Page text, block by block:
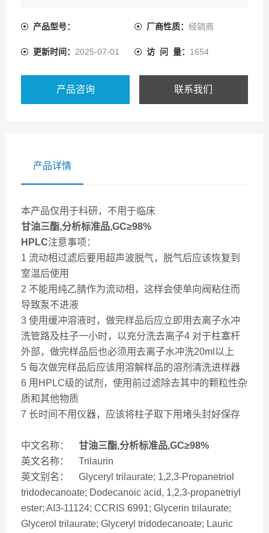
产品型号： 厂商性质： 经销商
更新时间： 2025-07-01 访 问 量： 1654
产品咨询 联系我们
产品详情
本产品仅用于科研，不用于临床
甘油三酯,分析标准品,GC≥98%
HPLC注意事项：
1 流动相过滤后要用超声波脱气，脱气后应该恢复到
室温后使用
2 不能用纯乙腈作为流动相，这样会使单向阀粘住而
导致泵不进液
3 使用缓冲溶液时，做完样品后应立即用去离子水冲
洗管路及柱子一小时，以充分洗去离子4 对于柱塞杆
外部，做完样品后也必须用去离子水冲洗20ml以上
5 每次做完样品后应该用溶解样品的溶剂清洗进样器
6 用HPLC级的试剂，使用前过滤除去其中的颗粒性杂
质和其他物质
7 长时间不用仪器，应该将柱子取下用堵头封好保存
中文名称： 甘油三酯,分析标准品,GC≥98%
英文名称： Trilaurin
英文别名： Glyceryl trilaurate; 1,2,3-Propanetriol
tridodecanoate; Dodecanoic acid, 1,2,3-propanetriyl
ester; AI3-11124; CCRIS 6991; Glycerin trilaurate;
Glycerol trilaurate; Glyceryl tridodecanoate; Lauric